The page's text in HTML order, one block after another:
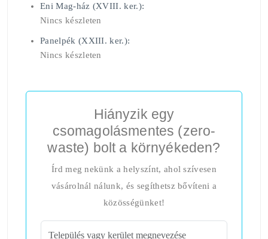
Eni Mag-ház (XVIII. ker.):
Nincs készleten
Panelpék (XXIII. ker.):
Nincs készleten
Hiányzik egy
csomagolásmentes (zero-
waste) bolt a környékeden?
Írd meg nekünk a helyszínt, ahol szívesen
vásárolnál nálunk, és segíthetsz bővíteni a
közösségünket!